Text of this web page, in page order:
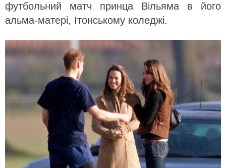
футбольний матч принца Вільяма в його
альма-матері, Ітонському коледжі.